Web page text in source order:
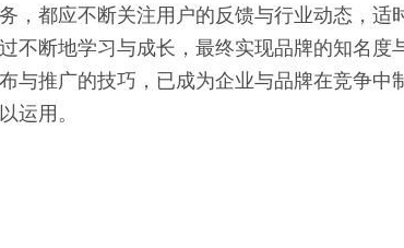
，都应不断关注用户的反馈与行业动态，适
不断地学习与成长，最终实现品牌的知名度
与推广的技巧，已成为企业与品牌在竞争中
运用。